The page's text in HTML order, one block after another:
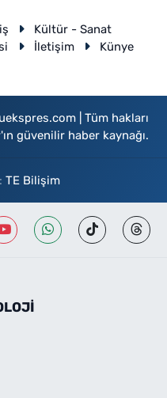
Kültür - Sanat
İletişim Künye
| Tüm hakları
güvenilir haber kaynağı.
TE Bilişim